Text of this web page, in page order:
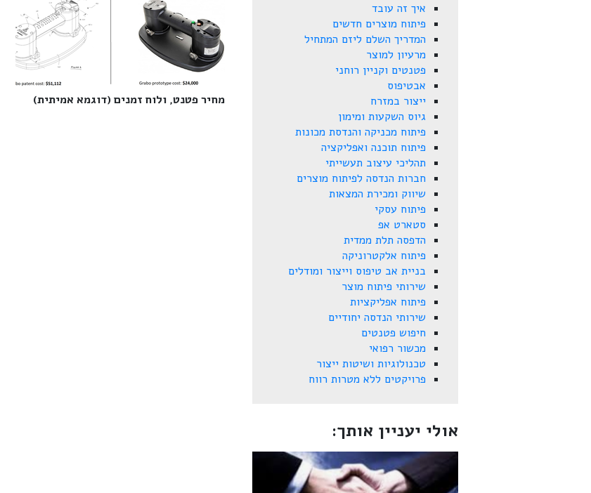
מחיר פטנט, ולוח זמנים (דוגמא אמיתית)‎
איך זה עובד
פיתוח מוצרים חדשים
המדריך השלם ליזם המתחיל
מרעיון למוצר
פטנטים וקניין רוחני
אבטיפוס
ייצור במזרח
גיוס השקעות ומימון
פיתוח מכניקה והנדסת מכונות
פיתוח תוכנה ואפליקציה
תהליכי עיצוב תעשייתי
חברות הנדסה לפיתוח מוצרים
שיווק ומכירת המצאות
פיתוח עסקי
סטארט אפ
הדפסה תלת ממדית
פיתוח אלקטרוניקה
בניית אב טיפוס וייצור ומודלים
שירותי פיתוח מוצר
פיתוח אפליקציות
שירותי הנדסה יחודיים
חיפוש פטנטים
מכשור רפואי
טכנולוגיות ושיטות ייצור
פרויקטים ללא מטרות רווח
אולי יעניין אותך: